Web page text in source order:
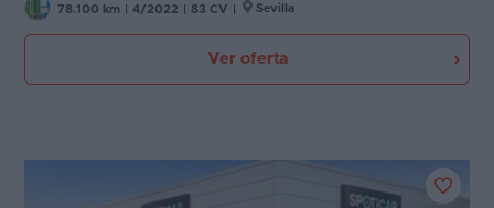
78.100 km 4/2022 83 CV Sevilla
Ver oferta